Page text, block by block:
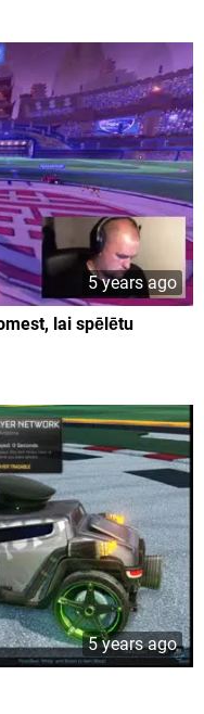
5 years ago
lai spēlētu
5 years ago